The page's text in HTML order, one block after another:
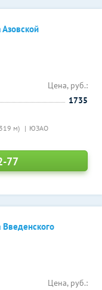
м) ЮЗАО
Цена, руб.:
1735
77
Цена, руб.: